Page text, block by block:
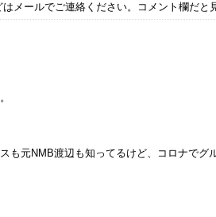
メールでご連絡ください。コメント欄だと
元NMB渡辺も知ってるけど、コロナで